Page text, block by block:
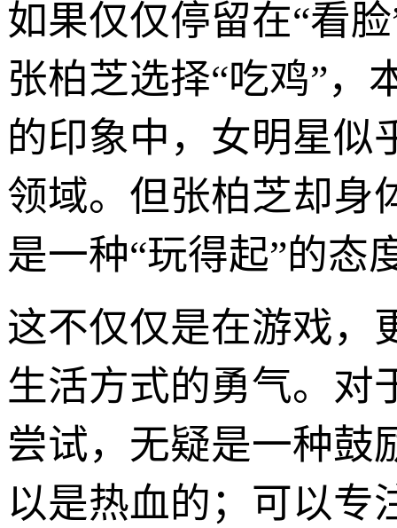
如果仅仅停留在“看
张柏芝选择“吃鸡”，
的印象中，女明星似
领域。但张柏芝却身
是一种“玩得起”的态
这不仅仅是在游戏，
生活方式的勇气。对
尝试，无疑是一种鼓
以是热血的；可以专